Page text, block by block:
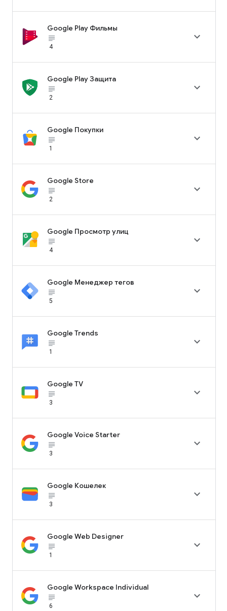
Google Play Фильмы
subject_black
4

Google Play Защита
subject_black
2

Google Покупки
subject_black
1

Google Store
subject_black
2

Google Просмотр улиц
subject_black
4

Google Менеджер тегов
subject_black
5

Google Trends
subject_black
1

Google TV
subject_black
3

Google Voice Starter
subject_black
3

Google Кошелек
subject_black
3

Google Web Designer
subject_black
1

Google Workspace Individual
subject_black
6
